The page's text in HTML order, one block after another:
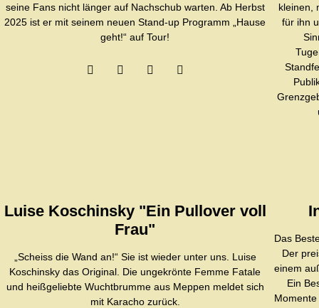
seine Fans nicht länger auf Nachschub warten. Ab Herbst
2025 ist er mit seinem neuen Stand-up Programm „Hause
geht!“ auf Tour!
kleinen,
für ihn
Luise Koschinsky "Ein Pullover voll
Frau"
„Scheiss die Wand an!“ Sie ist wieder unter uns. Luise
Koschinsky das Original. Die ungekrönte Femme Fatale
und heißgeliebte Wuchtbrumme aus Meppen meldet sich
mit Karacho zurück.
Das
Der
einem
Ein